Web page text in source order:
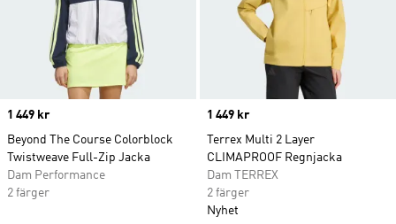
Price
1 449 kr
Beyond The Course Colorblock
Twistweave Full-Zip Jacka
Dam Performance
2 färger
Price
1 449 kr
Terrex Multi 2 Layer
CLIMAPROOF Regnjacka
Dam TERREX
2 färger
Nyhet